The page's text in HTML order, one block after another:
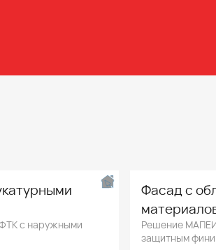
с наружными
Фасад с
Решение
защитным